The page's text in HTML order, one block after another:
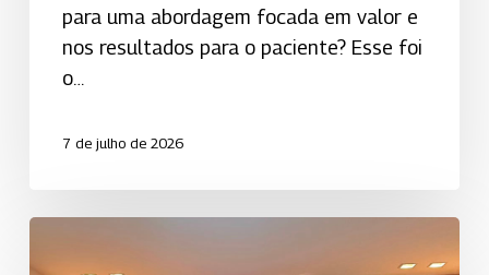
para uma abordagem focada em valor e
nos resultados para o paciente? Esse foi
o…
7 de julho de 2026
Espírito